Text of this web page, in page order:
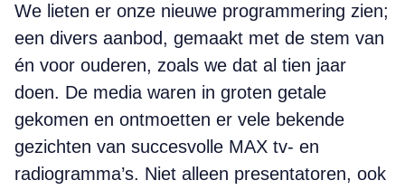
We lieten er onze nieuwe programmering zien;
een divers aanbod, gemaakt met de stem van
én voor ouderen, zoals we dat al tien jaar
doen. De media waren in groten getale
gekomen en ontmoetten er vele bekende
gezichten van succesvolle MAX tv- en
radiogramma’s. Niet alleen presentatoren, ook